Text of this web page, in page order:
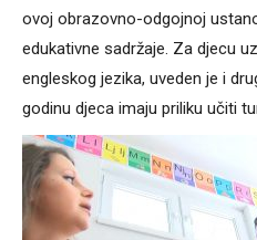
ovoj obrazovno-odgojnoj
edukativne sadržaje. Za djecu
engleskog jezika, uveden je i
godinu djeca imaju priliku učiti